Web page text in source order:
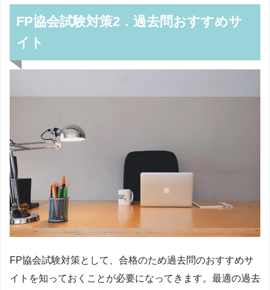
FP協会試験対策2．過去問おすすめサ
イト
FP協会試験対策として、合格のため過去問のおすすめサ
イトを知っておくことが必要になってきます。最適の過去